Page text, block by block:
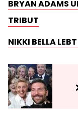
BRYAN ADAMS
TRIBUT
NIKKI BELLA